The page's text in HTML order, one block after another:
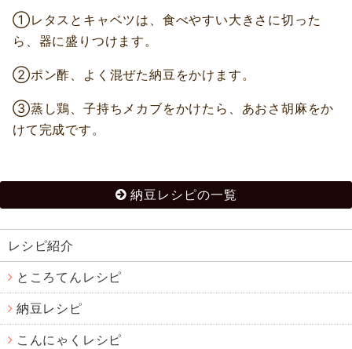
①レタスとキャベツは、食べやすい大きさに切った
ら、器に盛りつけます。
②ポン酢、よく混ぜた納豆をかけます。
③蒸し鶏、子持ちメカブをかけたら、あおさ胡麻をか
けて完成です。
納豆レシピの一覧
レシピ紹介
ところてんレシピ
納豆レシピ
こんにゃくレシピ